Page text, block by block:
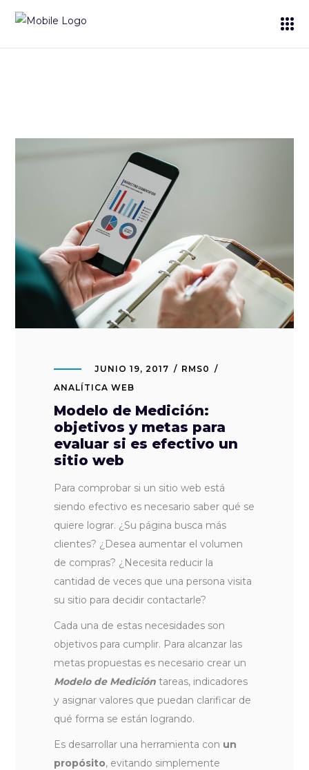
JUNIO 19, 2017
RMS0
ANALÍTICA WEB
Modelo de Medición:
objetivos y metas para
evaluar si es efectivo un
sitio web
Para comprobar si un sitio web está
siendo efectivo es necesario saber qué se
quiere lograr. ¿Su página busca más
clientes? ¿Desea aumentar el volumen
de compras? ¿Necesita reducir la
cantidad de veces que una persona visita
su sitio para decidir contactarle?
Cada una de estas necesidades son
objetivos para cumplir. Para alcanzar las
metas propuestas es necesario crear un
Modelo de Medición tareas, indicadores
y asignar valores que puedan clarificar de
qué forma se están logrando.
Es desarrollar una herramienta con un
propósito, evitando simplemente